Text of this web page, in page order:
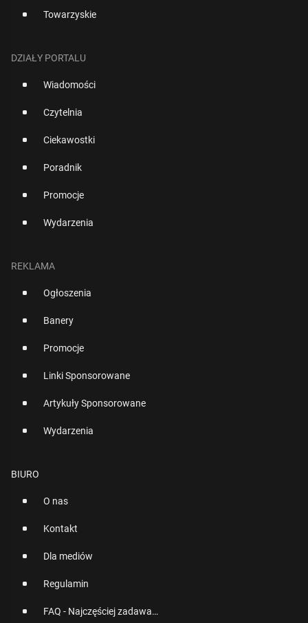
Towarzyskie
DZIAŁY PORTALU
Wiadomości
Czytelnia
Ciekawostki
Poradnik
Promocje
Wydarzenia
REKLAMA
Ogłoszenia
Banery
Promocje
Linki Sponsorowane
Artykuły Sponsorowane
Wydarzenia
BIURO
O nas
Kontakt
Dla mediów
Regulamin
FAQ - Najczęściej zadawane pytania